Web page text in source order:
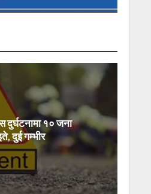
दुर्घटनामा १० जना
दुई गम्भीर